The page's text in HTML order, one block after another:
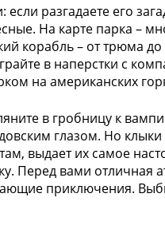
разгадаете его
На карте парка –
корабль – от трюма
в наперстки с
на американских
в гробницу к
глазом. Но
выдает их самое
Перед вами отличная
приключения.